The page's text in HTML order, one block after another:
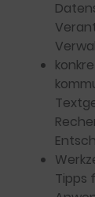
Tipps